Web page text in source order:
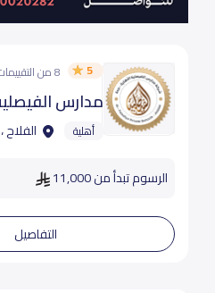
5 8 من التقييمات
مدارس
أهلية
الرسوم تبدأ من 11,000
التفاصيل